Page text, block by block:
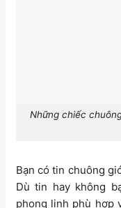
Những chiếc
Bạn có tin chuông
Dù tin hay không
phong linh phù hợp